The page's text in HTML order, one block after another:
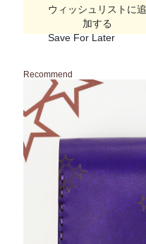
ウィッシュリストに追
加する
Save For Later
Recommend